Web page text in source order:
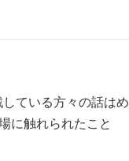
ている方々の話はめ
に触れられたこと